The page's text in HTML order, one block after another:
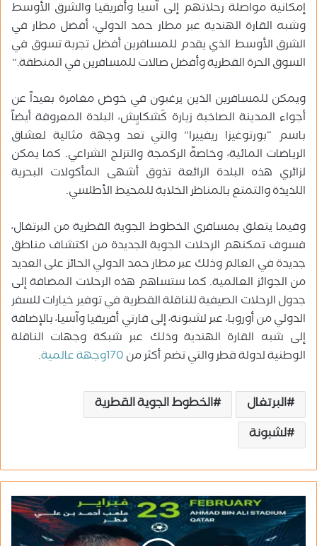
إمكانية مواصلة رحلاتهم إلى آسيا وأفريقيا والشرق الأوسط
وشبه القارة الهندية عبر مطار حمد الدولي، أفضل مطار في
الشرق الأوسط الذي يقدم للمسافرين أفضل تجربة تسوق في
السوق الحرة القطرية وأفضل صالات للمسافرين في المنطقة.”
ويمكن للمسافرين الذين يرغبون في خوض مغامرة بعيداً عن
أجواء المدينة الصاخبة زيارة كَشكايِش، البلدة المعروفة أيضاً
باسم “بورتوغيزا ريفييرا” والتي تعد وجهة مثالية لعشاق
الرياضات المائية، وخاصةً الركمجة والتزلج الشراعي. كما يمكن
لزائري هذه البلدة الرائعة تذوق أشهى المأكولات البحرية
اللذيذة والتمتع بالمناظر الخلابة للمحيط الأطلسي.
وفيما يتعلق بمسافري الخطوط الجوية القطرية من البرتغال،
فسوف تمكنهم الرحلات الجوية الجديدة من اكتشاف مناطق
جديدة في العالم وذلك عبر مطار حمد الدولي الحائز على العديد
من الجوائز العالمية. كما ستساهم هذه الرحلات المضافة إلى
جدول الرحلات الصيفية للناقلة القطرية في توفير خيارات للسفر
الدولي من أوروبا، عبر لشبونة، إلى قارتي أفريقيا وآسيا، بالإضافة
إلى شبه القارة الهندية وذلك عبر شبكة وجهات الناقلة
الوطنية لدولة قطر والتي تضم أكثر من170وجهة عالمية .
البرتغال
الخطوط الجوية القطرية
لشبونة